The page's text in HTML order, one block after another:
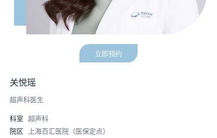
立即预约
关悦瑶
超声科医生
科室 超声科
院区
上海百汇医院（医保定点）